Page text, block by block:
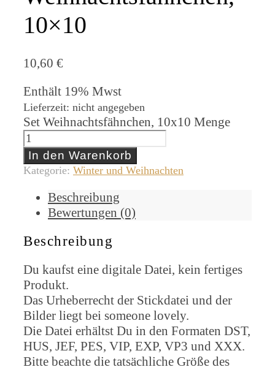
10×10
10,60 €
Enthält 19% Mwst
Lieferzeit: nicht angegeben
Set Weihnachtsfähnchen, 10x10 Menge
In den Warenkorb
Kategorie: Winter und Weihnachten
Beschreibung
Bewertungen (0)
Beschreibung
Du kaufst eine digitale Datei, kein fertiges
Produkt.
Das Urheberrecht der Stickdatei und der
Bilder liegt bei someone lovely.
Die Datei erhältst Du in den Formaten DST,
HUS, JEF, PES, VIP, EXP, VP3 und XXX.
Bitte beachte die tatsächliche Größe des